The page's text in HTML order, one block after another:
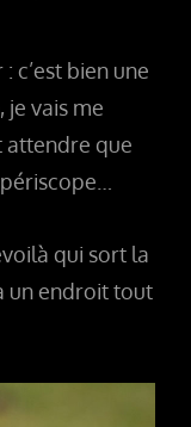
c’est bien une
je vais me
attendre que
qui sort la
un endroit tout